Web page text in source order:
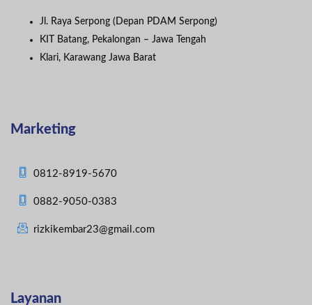
Jl. Raya Serpong (Depan PDAM Serpong)
KIT Batang, Pekalongan – Jawa Tengah
Klari, Karawang Jawa Barat
Marketing
0812-8919-5670
0882-9050-0383
rizkikembar23@gmail.com
Layanan